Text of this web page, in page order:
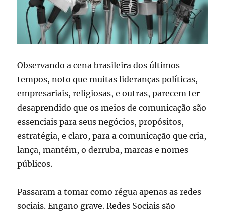
Observando a cena brasileira dos últimos
tempos, noto que muitas lideranças políticas,
empresariais, religiosas, e outras, parecem ter
desaprendido que os meios de comunicação são
essenciais para seus negócios, propósitos,
estratégia, e claro, para a comunicação que cria,
lança, mantém, o derruba, marcas e nomes
públicos.
Passaram a tomar como régua apenas as redes
sociais. Engano grave. Redes Sociais são